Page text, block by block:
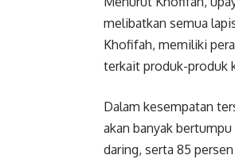
melibatkan semua
Khofifah, memiliki
terkait produk-produk
Dalam kesempatan
akan banyak
daring, serta 85